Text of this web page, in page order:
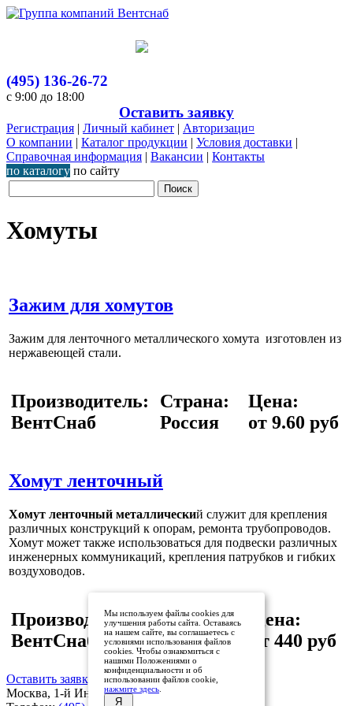
(495) 136-26-72
с 9:00 до 18:00
Оставить заявку
Регистрация | Личный кабинет | Авторизаци¤
О компании | Каталог продукции | Условия доставки |
Справочная информация | Вакансии | Контакты
по каталогу по сайту
Хомуты
Зажим для хомутов
Зажим для ленточного металлического хомута изготовлен из
нержавеющей стали.
Производитель:
ВентСнаб
Страна:
Россия
Цена:
от 9.60 руб
Хомут ленточный
Хомут ленточный металлический служит для крепления
различных конструкций к опорам, ремонта трубопроводов.
Хомут может также использоваться для подвески различных
инженерных коммуникаций, крепления патрубков и гибких
воздуховодов.
Производитель:
ВентСнаб
Страна:
Россия
Цена:
от 440 руб
Оставить заявку
Москва, 1-й Институтский проезд, дом 3
Мы используем файлы cookies для
улучшения работы сайта. Оставаясь
на нашем сайте, вы соглашаетесь с
условиями использования файлов
cookies. Чтобы ознакомиться с
нашими Положениями о
конфиденциальности и об
использовании файлов cookie,
нажмите здесь
Я